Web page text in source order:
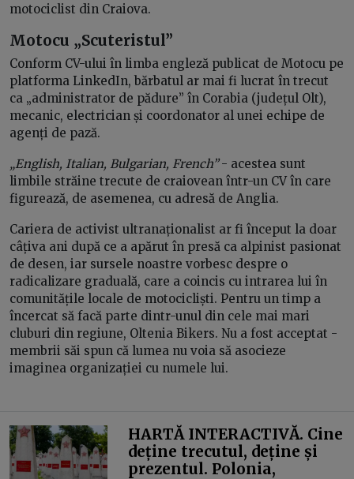
motociclist din Craiova.
Motocu „Scuteristul”
Conform CV-ului în limba engleză publicat de Motocu pe
platforma LinkedIn, bărbatul ar mai fi lucrat în trecut
ca „administrator de pădure” în Corabia (județul Olt),
mecanic, electrician și coordonator al unei echipe de
agenți de pază.
„English, Italian, Bulgarian, French”- acestea sunt
limbile străine trecute de craiovean într-un CV în care
figurează, de asemenea, cu adresă de Anglia.
Cariera de activist ultranaționalist ar fi început la doar
câțiva ani după ce a apărut în presă ca alpinist pasionat
de desen, iar sursele noastre vorbesc despre o
radicalizare graduală, care a coincis cu intrarea lui în
comunitățile locale de motocicliști. Pentru un timp a
încercat să facă parte dintr-unul din cele mai mari
cluburi din regiune, Oltenia Bikers. Nu a fost acceptat -
membrii săi spun că lumea nu voia să asocieze
imaginea organizației cu numele lui.
HARTĂ INTERACTIVĂ. Cine
deține trecutul, deține și
prezentul. Polonia,